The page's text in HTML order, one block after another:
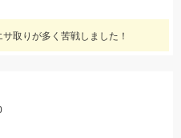
取りが多く苦戦しました！